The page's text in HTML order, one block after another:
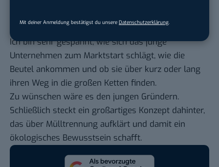
Mit deiner Anmeldung bestätigst du unsere Datenschutzerklärung.
Fazit
Ich bin sehr gespannt, wie sich das junge
Unternehmen zum Marktstart schlägt, wie die
Beutel ankommen und ob sie über kurz oder lang
ihren Weg in die großen Ketten finden.
Zu wünschen wäre es den jungen Gründern.
Schließlich steckt ein großartiges Konzept dahinter,
das über Mülltrennung aufklärt und damit ein
ökologisches Bewusstsein schafft.